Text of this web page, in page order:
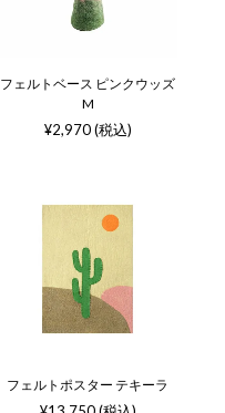
フェルトベース ピンクウッズ
M
¥2,970 (税込)
フェルトポスター テキーラ